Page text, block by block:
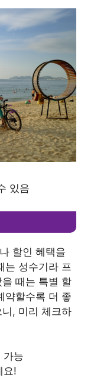
있음
할인 혜택을
는 성수기라 프
때는 특별 할
약할수록 더 좋
, 미리 체크하
가능
요!